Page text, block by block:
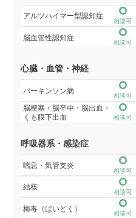
アルツハイマー型認知症
相談可
脳血管性認知症
相談可
心臓・血管・神経
パーキンソン病
相談可
脳梗塞・脳卒中・脳出血・
くも膜下出血
相談可
呼吸器系・感染症
喘息・気管支炎
相談可
結核
相談可
梅毒（ばいどく）
相談可